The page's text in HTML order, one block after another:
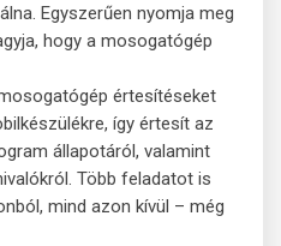
Egyszerűen nyomja meg
hogy a mosogatógép
értesítéseket
így értesít az
állapotáról, valamint
Több feladatot is
mind azon kívül – még